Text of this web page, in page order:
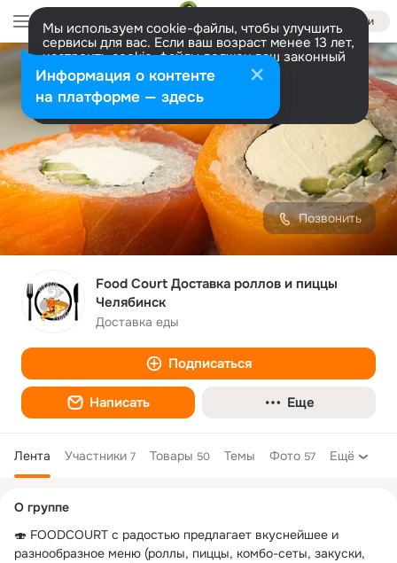
Войти
Мы используем cookie-файлы, чтобы улучшить
сервисы для вас. Если ваш возраст менее 13 лет,
настроить cookie-файлы должен ваш законный
представитель. Больше информации
Разрешить все Настроить
Позвонить
Food Court Доставка роллов и пиццы
Челябинск
Доставка еды
Подписаться
Написать Еще
Лента Участники 7 Товары 50 Темы Фото 57 Ещё
колонка
О группе
🍣 FOODCOURT с радостью предлагает вкуснейшее и
разнообразное меню (роллы, пиццы, комбо-сеты, закуски,
Информация о контенте
на платформе — здесь